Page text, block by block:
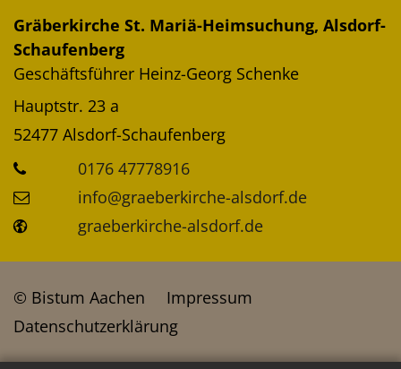
Gräberkirche St. Mariä-Heimsuchung, Alsdorf-
Schaufenberg
Geschäftsführer Heinz-Georg Schenke
Hauptstr. 23 a
52477 Alsdorf-Schaufenberg
0176 47778916
info@graeberkirche-alsdorf.de
graeberkirche-alsdorf.de
© Bistum Aachen
Impressum
Datenschutzerklärung